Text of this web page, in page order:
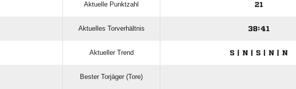
Aktuelle Punktzahl 21
Aktuelles Torverhältnis 38:41
Aktueller Trend S | N | S | N | N
Bester Torjäger (Tore)